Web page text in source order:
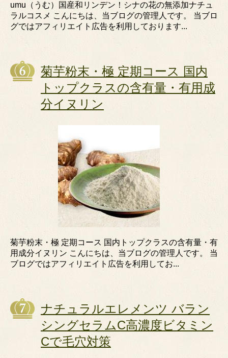
umu（うむ）国産和リンデン！シナの花の無添加ナチュ
ラルコスメ こんにちは、当ブログの管理人です。 当ブロ
グではアフィリエイト広告を利用しております...
菊芋粉末・極 定期コース 国内
トップクラスの含有量・有用成
分イヌリン
菊芋粉末・極 定期コース 国内トップクラスの含有量・有
用成分イヌリン こんにちは、当ブログの管理人です。 当
ブログではアフィリエイト広告を利用してお...
ナチュラルエレメンツ バラン
シングセラムC高濃度ビタミン
Cで毛穴対策